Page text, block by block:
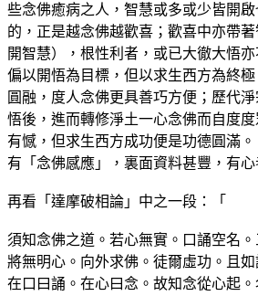
些念佛癒病之人，智慧或多或少皆開
的，正是越念佛越歡喜；歡喜中亦帶
開智慧），根性利者，或已大徹大悟
偏以開悟為目標，但以求生西方為終
圓融，度人念佛更具善巧方便；歷代
悟後，進而轉修淨土一心念佛而自度
有憾，但求生西方成功便是功德圓滿。
有「念佛感應」，裏面資料甚豐，有心
再看「達摩破相論」中之一段：「
須知念佛之道。若心無實。口誦空名
將無明心。向外求佛。徒爾虛功。且
在口曰誦。在心曰念。故知念從心起